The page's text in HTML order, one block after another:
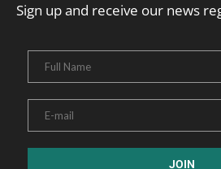
Sign up and receive our news